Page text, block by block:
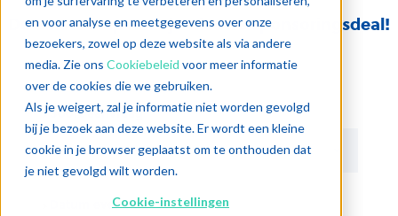
en voor analyse en meetgegevens over onze
bezoekers, zowel op deze website als via andere
media. Zie ons Cookiebeleid voor meer informatie
over de cookies die we gebruiken.
Als je weigert, zal je informatie niet worden gevolgd
bij je bezoek aan deze website. Er wordt een kleine
cookie in je browser geplaatst om te onthouden dat
je niet gevolgd wilt worden.
Cookie-instellingen
De eerste stap naar je nieuwe sponsoringsdeal!
Soort aanvraag*
Datum evenement*